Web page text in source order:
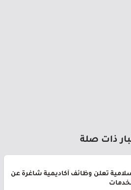
ذات صلة
تعلن وظائف أكاديمية شاغرة عن